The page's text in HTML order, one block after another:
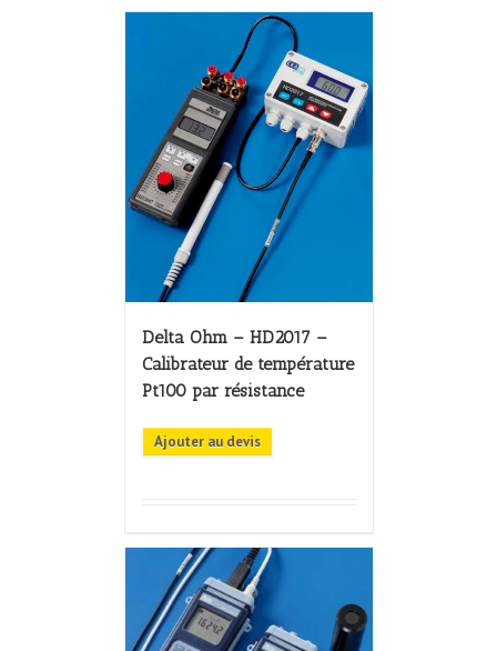
Delta Ohm – HD2017 –
Calibrateur de température
Pt100 par résistance
Ajouter au devis